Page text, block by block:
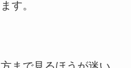
す。